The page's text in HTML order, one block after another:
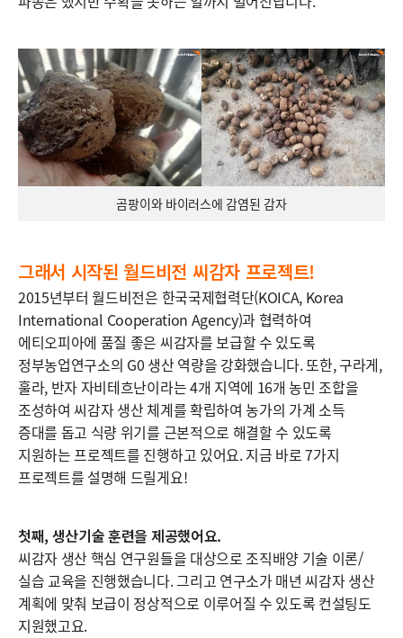
곰팡이와 바이러스에 감염된 감자
그래서 시작된 월드비전 씨감자 프로젝트!
2015년부터 월드비전은 한국국제협력단(KOICA, Korea
International Cooperation Agency)과 협력하여
에티오피아에 품질 좋은 씨감자를 보급할 수 있도록
정부농업연구소의 G0 생산 역량을 강화했습니다. 또한, 구라게,
훌라, 반자 자비테흐난이라는 4개 지역에 16개 농민 조합을
조성하여 씨감자 생산 체계를 확립하여 농가의 가계 소득
증대를 돕고 식량 위기를 근본적으로 해결할 수 있도록
지원하는 프로젝트를 진행하고 있어요. 지금 바로 7가지
프로젝트를 설명해 드릴게요!
첫째, 생산기술 훈련을 제공했어요.
씨감자 생산 핵심 연구원들을 대상으로 조직배양 기술 이론/
실습 교육을 진행했습니다. 그리고 연구소가 매년 씨감자 생산
계획에 맞춰 보급이 정상적으로 이루어질 수 있도록 컨설팅도
지원했고요.